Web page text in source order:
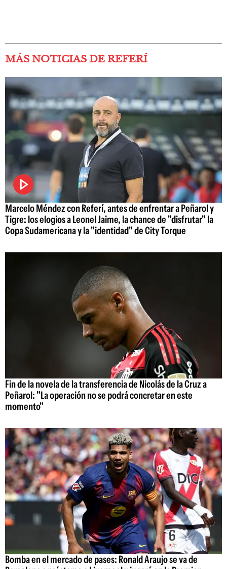
MÁS NOTICIAS DE REFERÍ
Marcelo Méndez con Referí, antes de enfrentar a Peñarol y
Tigre: los elogios a Leonel Jaime, la chance de "disfrutar" la
Copa Sudamericana y la "identidad" de City Torque
Fin de la novela de la transferencia de Nicolás de la Cruz a
Peñarol: "La operación no se podrá concretar en este
momento"
Bomba en el mercado de pases: Ronald Araujo se va de